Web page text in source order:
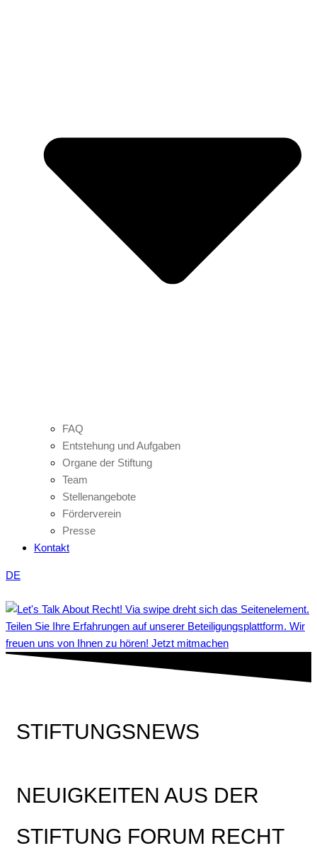
FAQ
Entstehung und Aufgaben
Organe der Stiftung
Team
Stellenangebote
Förderverein
Presse
Kontakt
DE
Teilen Sie Ihre Erfahrungen auf unserer Beteiligungsplattform. Wir
freuen uns von Ihnen zu hören! Jetzt mitmachen
STIFTUNGSNEWS
NEUIGKEITEN AUS DER
STIFTUNG FORUM RECHT